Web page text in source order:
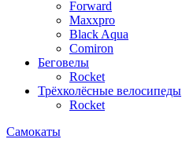
Forward
Maxxpro
Black Aqua
Comiron
Беговелы
Rocket
Трёхколёсные велосипеды
Rocket
Самокаты